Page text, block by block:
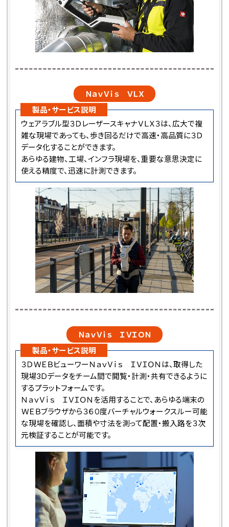
ＮａｖＶｉｓ ＶＬＸ
製品・サービス説明
ウェアラブル型３ＤレーザースキャナＶＬＸ３は、広大で複
雑な現場であっても、歩き回るだけで高速・高品質に３Ｄ
データ化することができます。
あらゆる建物、工場、インフラ現場を、重要な意思決定に
使える精度で、迅速に計測できます。
ＮａｖＶｉｓ ＩＶＩＯＮ
製品・サービス説明
３ＤＷＥＢビューワーＮａｖＶｉｓ ＩＶＩＯＮは、取得した
現場3Dデータをチーム間で閲覧・計測・共有できるように
するプラットフォームです。
ＮａｖＶｉｓ ＩＶＩＯＮを活用することで、あらゆる端末の
ＷＥＢブラウザから３６０度バーチャルウォークスルー可能
な現場を確認し、面積や寸法を測って配置・搬入路を３次
元検証することが可能です。